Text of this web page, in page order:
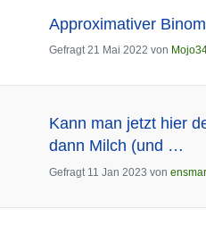
Approximativer
Gefragt 21 Mai 2022 von
Kann man jetzt hier
dann Milch (und …
Gefragt 11 Jan 2023 von